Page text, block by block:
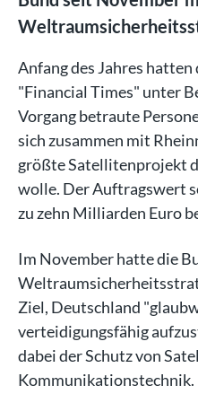
Anfang des Jahres
"Financial Times" unter
Vorgang betraute
sich zusammen mit
größte Satellitenprojekt
wolle. Der Auftragswert
zu zehn Milliarden Euro
Im November hatte die
Ziel, Deutschland
verteidigungsfähig
dabei der Schutz von
Kommunikationstechnik.